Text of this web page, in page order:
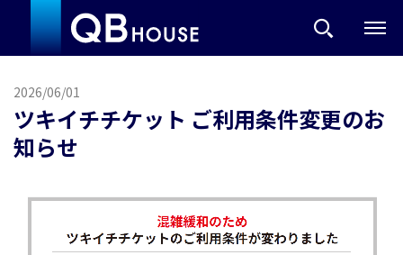
2026/06/01
ツキイチチケット ご利用条件変更のお
知らせ